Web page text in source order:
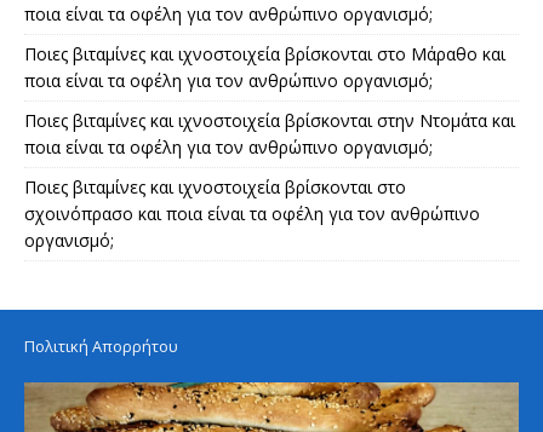
ποια είναι τα οφέλη για τον ανθρώπινο οργανισμό;
Ποιες βιταμίνες και ιχνοστοιχεία βρίσκονται στο Μάραθο και
ποια είναι τα οφέλη για τον ανθρώπινο οργανισμό;
Ποιες βιταμίνες και ιχνοστοιχεία βρίσκονται στην Ντομάτα και
ποια είναι τα οφέλη για τον ανθρώπινο οργανισμό;
Ποιες βιταμίνες και ιχνοστοιχεία βρίσκονται στο
σχοινόπρασο και ποια είναι τα οφέλη για τον ανθρώπινο
οργανισμό;
Πολιτική Απορρήτου